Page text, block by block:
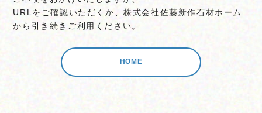
URLをご確認いただくか、株式会社佐藤新作石材ホーム
から引き続きご利用ください。
HOME